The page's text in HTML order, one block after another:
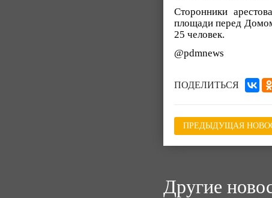
Сторонники
площади перед
25 человек.
@pdmnews
ПОДЕЛИТЬСЯ
ПРЕДЫДУЩАЯ
Другие